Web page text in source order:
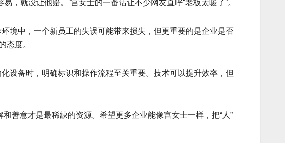
，就没让他赔。”宫女士的一番话让不少网友直呼“老板太暖了”。
境中，一个新员工的失误可能带来损失，但更重要的是企业是否
态度。
设备时，明确标识和操作流程至关重要。技术可以提升效率，但
善意才是最稀缺的资源。希望更多企业能像宫女士一样，把“人”